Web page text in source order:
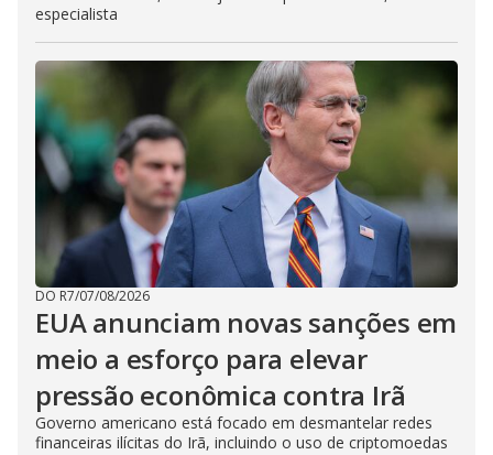
especialista
DO R7/07/08/2026
EUA anunciam novas sanções em
meio a esforço para elevar
pressão econômica contra Irã
Governo americano está focado em desmantelar redes
financeiras ilícitas do Irã, incluindo o uso de criptomoedas